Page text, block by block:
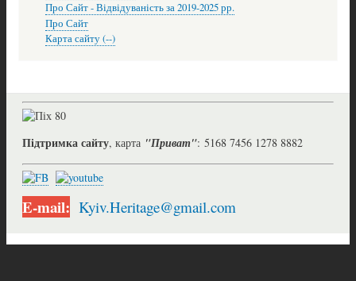
Про Сайт - Відвідуваність за 2019-2025 рр.
Про Сайт
Карта сайту (--)
Підтримка сайту, карта "Приват": 5168 7456 1278 8882
E-mail: Kyiv.Heritage@gmail.com